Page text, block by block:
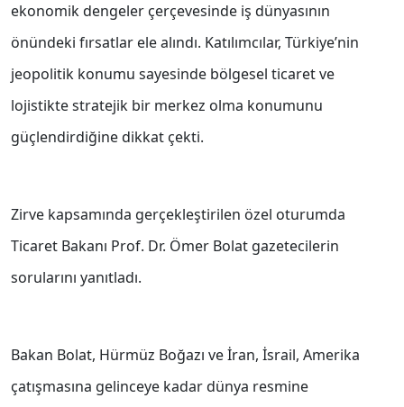
ekonomik dengeler çerçevesinde iş dünyasının
önündeki fırsatlar ele alındı. Katılımcılar, Türkiye’nin
jeopolitik konumu sayesinde bölgesel ticaret ve
lojistikte stratejik bir merkez olma konumunu
güçlendirdiğine dikkat çekti.
Zirve kapsamında gerçekleştirilen özel oturumda
Ticaret Bakanı Prof. Dr. Ömer Bolat gazetecilerin
sorularını yanıtladı.
Bakan Bolat, Hürmüz Boğazı ve İran, İsrail, Amerika
çatışmasına gelinceye kadar dünya resmine